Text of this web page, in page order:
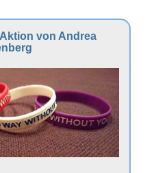
von Andrea